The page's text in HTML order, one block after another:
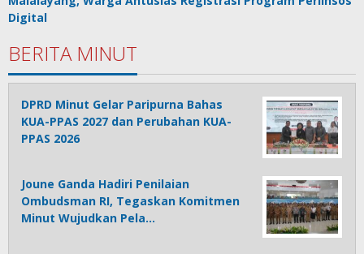
Digital
BERITA MINUT
DPRD Minut Gelar Paripurna Bahas
KUA-PPAS 2027 dan Perubahan KUA-
PPAS 2026
Joune Ganda Hadiri Penilaian
Ombudsman RI, Tegaskan Komitmen
Minut Wujudkan Pela…